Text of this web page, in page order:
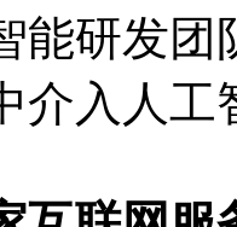
能研发
介入人工